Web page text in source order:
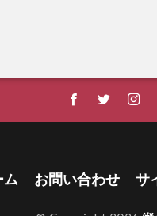
ム お問い合わせ サ